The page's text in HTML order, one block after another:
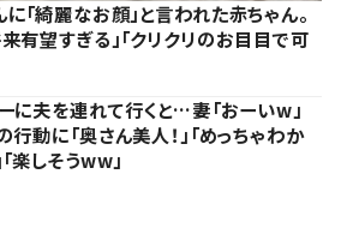
「綺麗なお顔」と言われた赤ちゃん。
望すぎる」「クリクリのお目目で可
に夫を連れて行くと…妻「おーいw」
行動に「奥さん美人！」「めっちゃわか
楽しそうww」